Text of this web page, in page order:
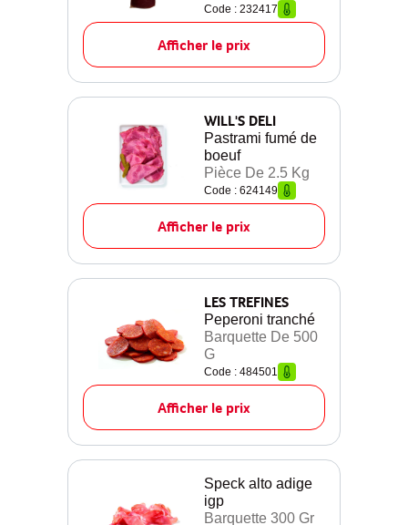
Code : 232417
Afficher le prix
WILL'S DELI
Pastrami fumé de
boeuf
Pièce De 2.5 Kg
Code : 624149
Afficher le prix
LES TREFINES
Peperoni tranché
Barquette De 500
G
Code : 484501
Afficher le prix
Speck alto adige
igp
Barquette 300 Gr